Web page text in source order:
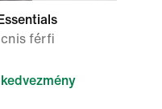
férfi